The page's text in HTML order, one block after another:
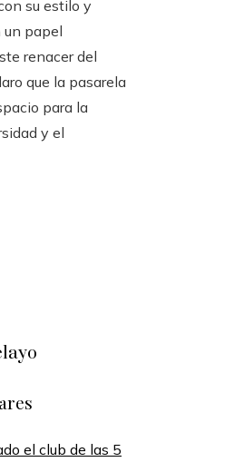
su estilo y
un papel
renacer del
que la pasarela
para la
y el